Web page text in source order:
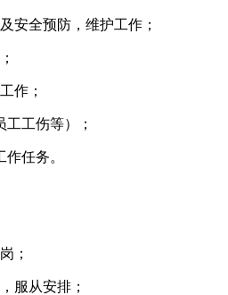
安全预防，维护工作；
作；
工伤等）；
任务。
；
服从安排；